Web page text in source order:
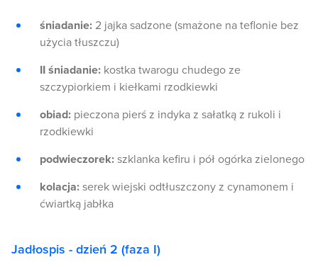
śniadanie: 2 jajka sadzone (smażone na teflonie bez
użycia tłuszczu)
II śniadanie: kostka twarogu chudego ze
szczypiorkiem i kiełkami rzodkiewki
obiad: pieczona pierś z indyka z sałatką z rukoli i
rzodkiewki
podwieczorek: szklanka kefiru i pół ogórka zielonego
kolacja: serek wiejski odtłuszczony z cynamonem i
ćwiartką jabłka
Jadłospis - dzień 2 (faza I)